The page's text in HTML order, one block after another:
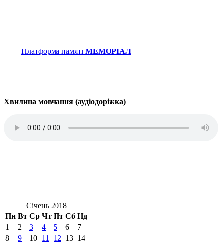
Платформа памяті МЕМОРІАЛ
Хвилина мовчання (аудіодоріжка)
Січень 2018
Пн Вт Ср Чт Пт Сб Нд
1
2 3 4 5 6
7
8
9 10 11 12 13 14